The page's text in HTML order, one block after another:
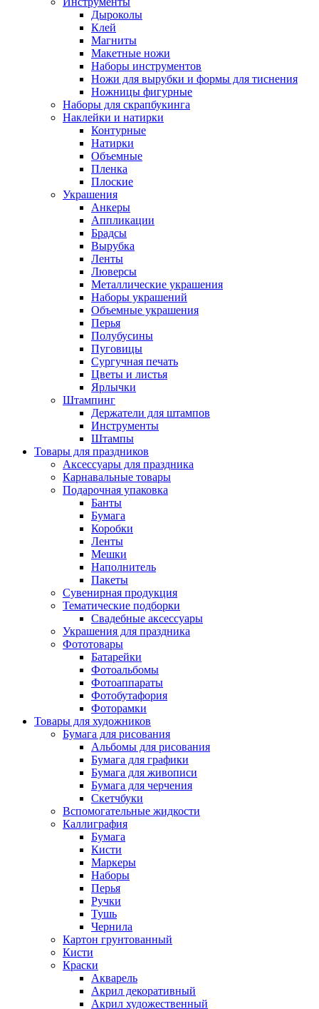
Дыроколы
Клей
Магниты
Макетные ножи
Наборы инструментов
Ножи для вырубки и формы для тиснения
Ножницы фигурные
Наборы для скрапбукинга
Наклейки и натирки
Контурные
Натирки
Объемные
Пленка
Плоские
Украшения
Анкеры
Аппликации
Брадсы
Вырубка
Ленты
Люверсы
Металлические украшения
Наборы украшений
Объемные украшения
Перья
Полубусины
Пуговицы
Сургучная печать
Цветы и листья
Ярлычки
Штампинг
Держатели для штампов
Инструменты
Штампы
Товары для праздников
Аксессуары для праздника
Карнавальные товары
Подарочная упаковка
Банты
Бумага
Коробки
Ленты
Мешки
Наполнитель
Пакеты
Сувенирная продукция
Тематические подборки
Свадебные аксессуары
Украшения для праздника
Фототовары
Батарейки
Фотоальбомы
Фотоаппараты
Фотобутафория
Фоторамки
Товары для художников
Бумага для рисования
Альбомы для рисования
Бумага для графики
Бумага для живописи
Бумага для черчения
Скетчбуки
Вспомогательные жидкости
Каллиграфия
Бумага
Кисти
Маркеры
Наборы
Перья
Ручки
Тушь
Чернила
Картон грунтованный
Кисти
Краски
Акварель
Акрил декоративный
Акрил художественный